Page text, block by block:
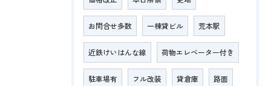
お問合せ多数 一棟貸ビル 荒本駅
近鉄けいはんな線 荷物エレベーター付き
駐車場有 フル改装 貸倉庫 路面